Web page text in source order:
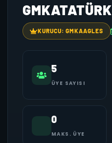
GMKATATÜRK
KURUCU: GMKAAGLES
5
ÜYE SAYISI
0
MAKS. ÜYE